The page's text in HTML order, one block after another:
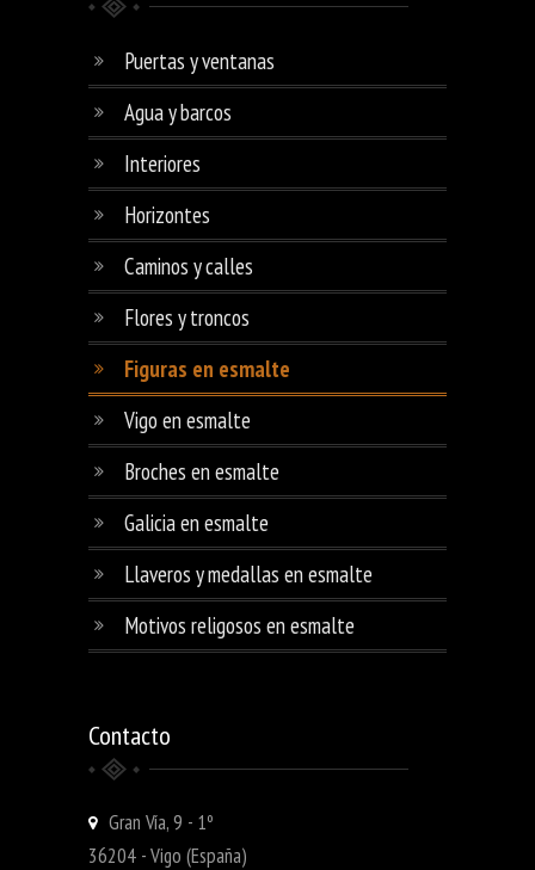
Puertas y ventanas
Agua y barcos
Interiores
Horizontes
Caminos y calles
Flores y troncos
Figuras en esmalte
Vigo en esmalte
Broches en esmalte
Galicia en esmalte
Llaveros y medallas en esmalte
Motivos religosos en esmalte
Contacto
Gran Vía, 9 - 1º
36204 - Vigo (España)